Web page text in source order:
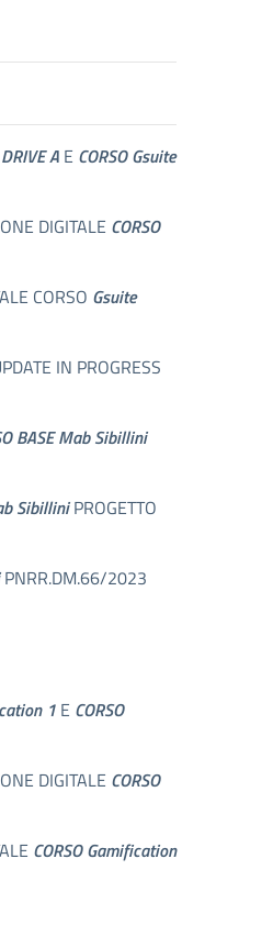
A E CORSO Gsuite
DIGITALE CORSO
CORSO Gsuite
IN PROGRESS
BASE Mab Sibillini
SibilliniPROGETTO
PNRR.DM.66/2023
1 E CORSO
DIGITALE CORSO
CORSO Gamification